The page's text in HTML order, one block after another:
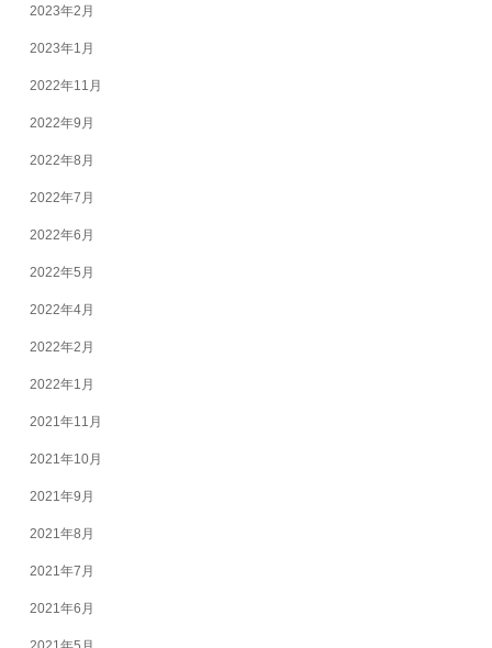
2023年2月
2023年1月
2022年11月
2022年9月
2022年8月
2022年7月
2022年6月
2022年5月
2022年4月
2022年2月
2022年1月
2021年11月
2021年10月
2021年9月
2021年8月
2021年7月
2021年6月